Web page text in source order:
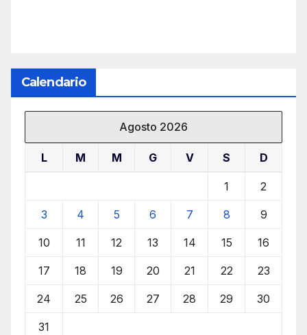
Calendario
Agosto 2026
L M M G V S D
1 2
3 4 5 6 7 8 9
10 11 12 13 14 15 16
17 18 19 20 21 22 23
24 25 26 27 28 29 30
31